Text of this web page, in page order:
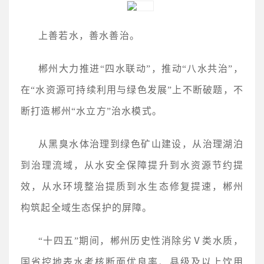
上善若水，善水善治。
郴州大力推进“四水联动”，推动“八水共治”‌，
在“水资源可持续利用与绿色发展”上不断破题，不
断打造郴州“水立方”治水模式。
从黑臭水体治理到绿色矿山建设，从治理湖泊
到治理流域，从水安全保障提升到水资源节约提
效，从水环境整治提质到水生态修复提速，郴州
构筑起全域生态保护的屏障。
“十四五”期间，郴州历史性消除劣Ⅴ类水质，